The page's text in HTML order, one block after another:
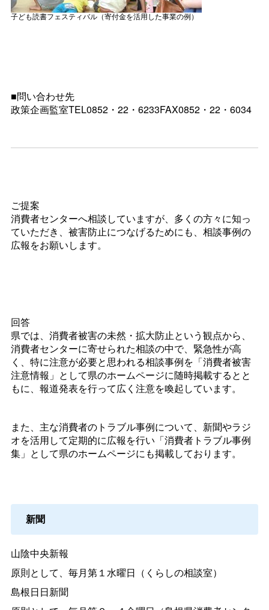
子ども読書フェスティバル（寄付金を活用した事業の例）
■問い合わせ先
政策企画監室TEL0852・22・6233FAX0852・22・6034
ご提案
消費者センターへ相談していますが、多くの方々に知っ
ていただき、被害防止につなげるためにも、相談事例の
広報をお願いします。
回答
県では、消費者被害の未然・拡大防止という観点から、
消費者センターに寄せられた相談の中で、緊急性が高
く、特に注意が必要と思われる相談事例を「消費者被害
注意情報」として県のホームページに随時掲載するとと
もに、報道発表を行って広く注意を喚起しています。
また、主な消費者のトラブル事例について、新聞やラジ
オを活用して定期的に広報を行い「消費者トラブル事例
集」として県のホームページにも掲載しております。
新聞
山陰中央新報
原則として、毎月第１水曜日（くらしの相談室）
島根日日新聞